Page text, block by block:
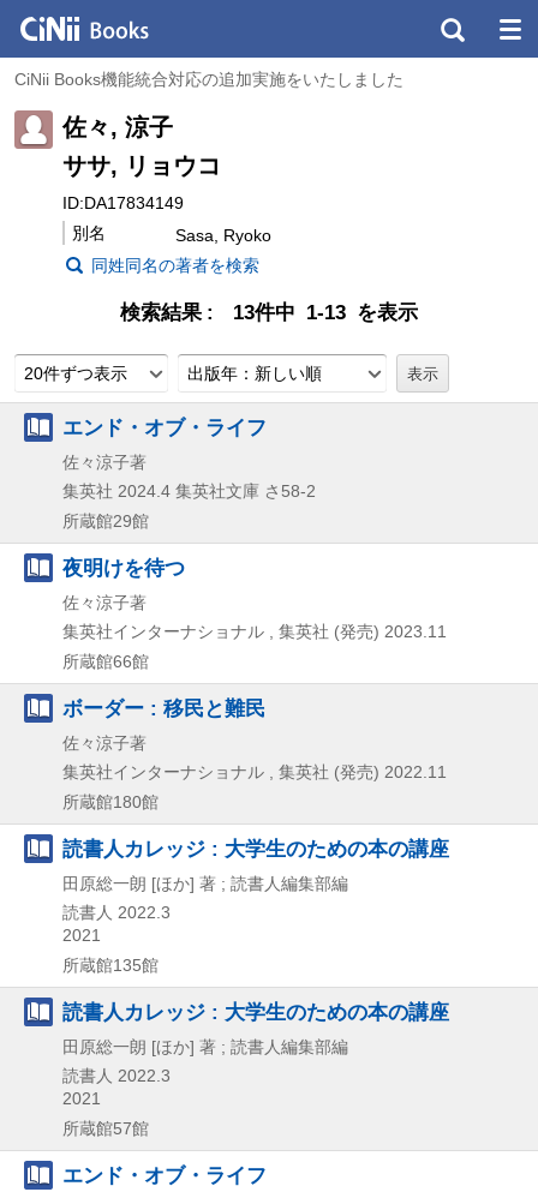
CiNii Books機能統合対応の追加実施をいたしました
佐々, 涼子
ササ, リョウコ
ID:DA17834149
別名
Sasa, Ryoko
同姓同名の著者を検索
検索結果 13件中 1-13 を表示
20件ずつ表示 出版年：新しい順
エンド・オブ・ライフ
佐々涼子著
集英社 2024.4 集英社文庫 さ58-2
所蔵館29館
夜明けを待つ
佐々涼子著
集英社インターナショナル , 集英社 (発売) 2023.11
所蔵館66館
ボーダー : 移民と難民
佐々涼子著
集英社インターナショナル , 集英社 (発売) 2022.11
所蔵館180館
読書人カレッジ : 大学生のための本の講座
田原総一朗 [ほか] 著 ; 読書人編集部編
読書人 2022.3
2021
所蔵館135館
読書人カレッジ : 大学生のための本の講座
田原総一朗 [ほか] 著 ; 読書人編集部編
読書人 2022.3
2021
所蔵館57館
エンド・オブ・ライフ